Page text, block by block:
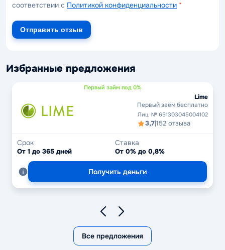
соответствии с Политикой конфиденциальности *
Отправить отзыв
Избранные предложения
Первый займ под 0%
Lime
Первый заём бесплатно
Лиц. № 651303045004102
3,7|152 отзыва
Срок
От 1 до 365 дней
Ставка
От 0% до 0,8%
Получить деньги
Все предложения